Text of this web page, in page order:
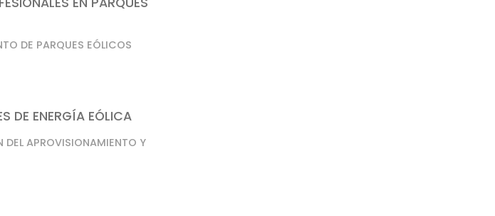
DE PARQUES EÓLICOS
DE ENERGÍA EÓLICA
APROVISIONAMIENTO Y